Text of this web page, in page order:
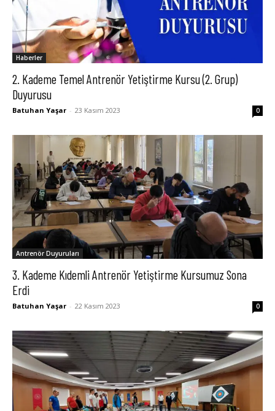
Haberler
2. Kademe Temel Antrenör Yetiştirme Kursu (2. Grup)
Duyurusu
Batuhan Yaşar - 23 Kasım 2023 0
Antrenör Duyuruları
3. Kademe Kıdemli Antrenör Yetiştirme Kursumuz Sona
Erdi
Batuhan Yaşar - 22 Kasım 2023 0